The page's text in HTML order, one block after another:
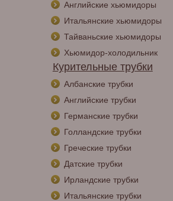
Английские хьюмидоры
Итальянские хьюмидоры
Тайваньские хьюмидоры
Хьюмидор-холодильник
Курительные трубки
Албанские трубки
Английские трубки
Германские трубки
Голландские трубки
Греческие трубки
Датские трубки
Ирландские трубки
Итальянские трубки